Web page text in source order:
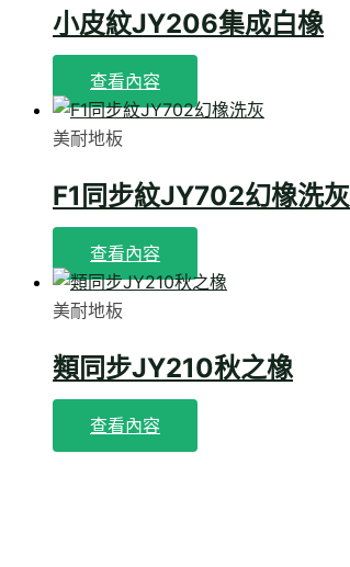
小皮紋JY206集成白橡
查看內容
美耐地板
F1同步紋JY702幻橡洗灰
查看內容
美耐地板
類同步JY210秋之橡
查看內容